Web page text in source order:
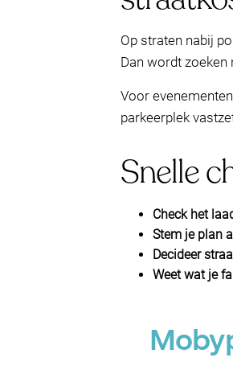
Op straten nabij
Dan wordt zoeken
Voor
parkeerplek
Snelle
Check het
Stem je plan
Decideer
Weet wat je